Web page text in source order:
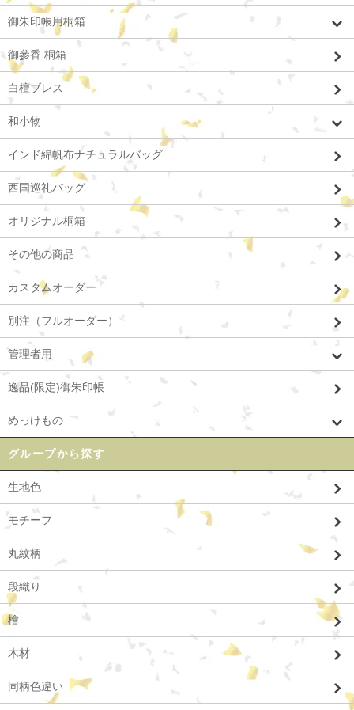
御朱印帳用桐箱
御參香 桐箱
白檀ブレス
和小物
インド綿帆布ナチュラルバッグ
西国巡礼バッグ
オリジナル桐箱
その他の商品
カスタムオーダー
別注（フルオーダー）
管理者用
逸品(限定)御朱印帳
めっけもの
グループから探す
生地色
モチーフ
丸紋柄
段織り
檜
木材
同柄色違い